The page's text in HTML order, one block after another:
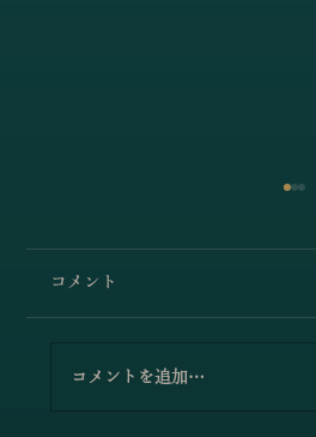
コメント
コメントを追加…